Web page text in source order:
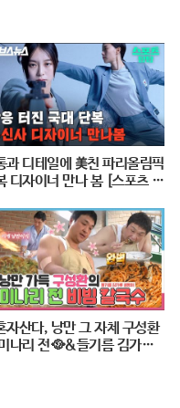
과 디테일에 美친 파리올림픽
디자이너 만나 봄 [스포츠 탐
자산다, 낭만 그 자체 구성환
나리 전🥘&들기름 김가루